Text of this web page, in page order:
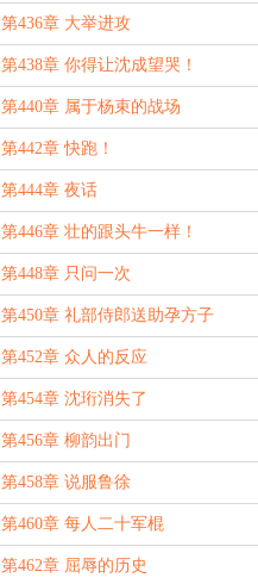
第436章 大举进攻
第438章 你得让沈成望哭！
第440章 属于杨束的战场
第442章 快跑！
第444章 夜话
第446章 壮的跟头牛一样！
第448章 只问一次
第450章 礼部侍郎送助孕方子
第452章 众人的反应
第454章 沈珩消失了
第456章 柳韵出门
第458章 说服鲁徐
第460章 每人二十军棍
第462章 屈辱的历史